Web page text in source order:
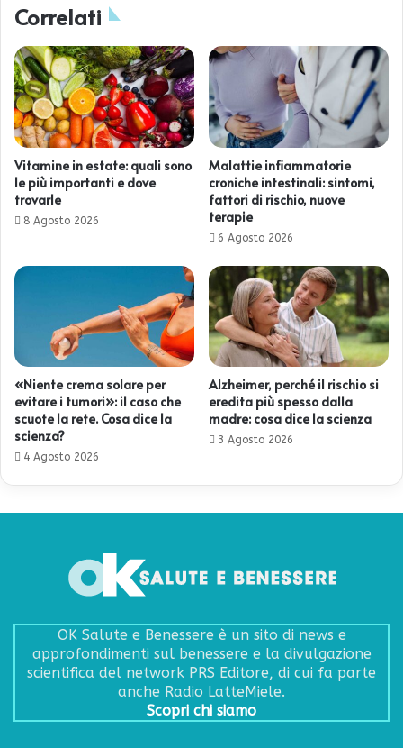
Correlati
Vitamine in estate: quali sono
le più importanti e dove
trovarle
8 Agosto 2026
Malattie infiammatorie
croniche intestinali: sintomi,
fattori di rischio, nuove
terapie
6 Agosto 2026
«Niente crema solare per
evitare i tumori»: il caso che
scuote la rete. Cosa dice la
scienza?
4 Agosto 2026
Alzheimer, perché il rischio si
eredita più spesso dalla
madre: cosa dice la scienza
3 Agosto 2026
OK Salute e Benessere è un sito di news e
approfondimenti sul benessere e la divulgazione
scientifica del network PRS Editore, di cui fa parte
anche Radio LatteMiele.
Scopri chi siamo